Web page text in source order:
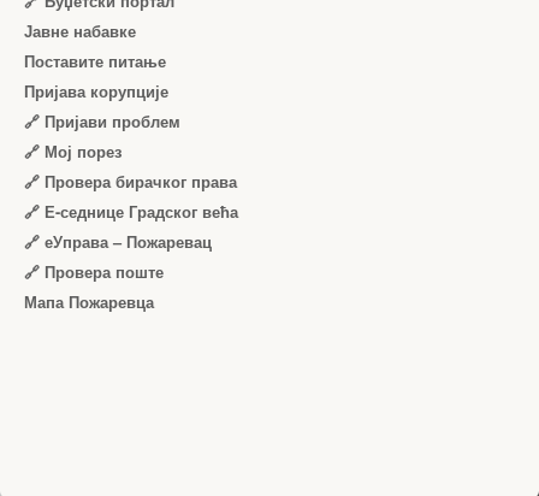
Јавне набавке
Поставите питање
Пријава корупције
🔗 Пријави проблем
🔗 Мој порез
🔗 Провера бирачког права
🔗 Е-седнице Градског већа
🔗 еУправа – Пожаревац
🔗 Провера поште
Мапа Пожаревца